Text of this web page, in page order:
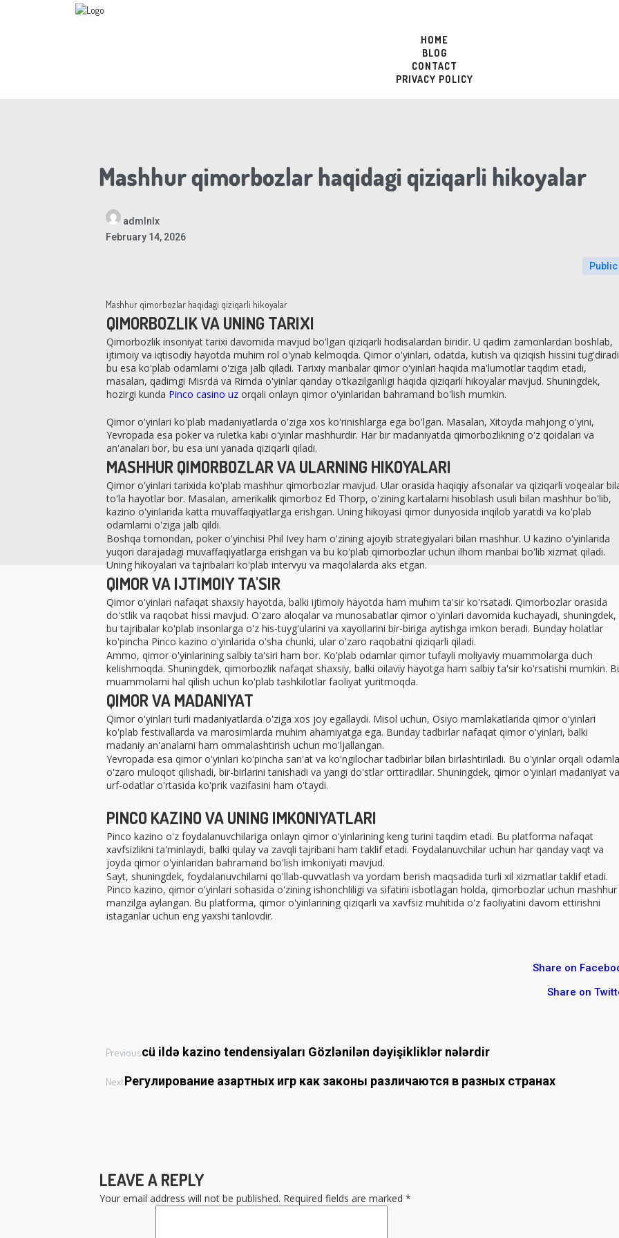
HOME
BLOG
CONTACT
PRIVACY POLICY
Mashhur qimorbozlar haqidagi qiziqarli hikoyalar
admlnlx
February 14, 2026
Public
Mashhur qimorbozlar haqidagi qiziqarli hikoyalar
QIMORBOZLIK VA UNING TARIXI
Qimorbozlik insoniyat tarixi davomida mavjud bo'lgan qiziqarli hodisalardan biridir. U qadim zamonlardan boshlab,
ijtimoiy va iqtisodiy hayotda muhim rol o'ynab kelmoqda. Qimor o'yinlari, odatda, kutish va qiziqish hissini
bu esa ko'plab odamlarni o'ziga jalb qiladi. Tarixiy manbalar qimor o'yinlari haqida ma'lumotlar taqdim etadi,
masalan, qadimgi Misrda va Rimda o'yinlar qanday o'tkazilganligi haqida qiziqarli hikoyalar mavjud. Shuningdek,
hozirgi kunda Pinco casino uzorqali onlayn qimor o'yinlaridan bahramand bo'lish mumkin.
Qimor o'yinlari ko'plab madaniyatlarda o'ziga xos ko'rinishlarga ega bo'lgan. Masalan, Xitoyda mahjong o'yini,
Yevropada esa poker va ruletka kabi o'yinlar mashhurdir. Har bir madaniyatda qimorbozlikning o'z qoidalari va
an'analari bor, bu esa uni yanada qiziqarli qiladi.
MASHHUR QIMORBOZLAR VA ULARNING HIKOYALARI
Qimor o'yinlari tarixida ko'plab mashhur qimorbozlar mavjud. Ular orasida haqiqiy afsonalar va qiziqarli voqealar
to'la hayotlar bor. Masalan, amerikalik qimorboz Ed Thorp, o'zining kartalarni hisoblash usuli bilan mashhur bo'lib,
kazino o'yinlarida katta muvaffaqiyatlarga erishgan. Uning hikoyasi qimor dunyosida inqilob yaratdi va ko'plab
odamlarni o'ziga jalb qildi.
Boshqa tomondan, poker o'yinchisi Phil Ivey ham o'zining ajoyib strategiyalari bilan mashhur. U kazino o'yinlarida
yuqori darajadagi muvaffaqiyatlarga erishgan va bu ko'plab qimorbozlar uchun ilhom manbai bo'lib xizmat qiladi.
Uning hikoyalari va tajribalari ko'plab intervyu va maqolalarda aks etgan.
QIMOR VA IJTIMOIY TA'SIR
Qimor o'yinlari nafaqat shaxsiy hayotda, balki ijtimoiy hayotda ham muhim ta'sir ko'rsatadi. Qimorbozlar orasida
do'stlik va raqobat hissi mavjud. O'zaro aloqalar va munosabatlar qimor o'yinlari davomida kuchayadi, shuningdek,
bu tajribalar ko'plab insonlarga o'z his-tuyg'ularini va xayollarini bir-biriga aytishga imkon beradi. Bunday holatlar
ko'pincha Pinco kazino o'yinlarida o'sha chunki, ular o'zaro raqobatni qiziqarli qiladi.
Ammo, qimor o'yinlarining salbiy ta'siri ham bor. Ko'plab odamlar qimor tufayli moliyaviy muammolarga duch
kelishmoqda. Shuningdek, qimorbozlik nafaqat shaxsiy, balki oilaviy hayotga ham salbiy ta'sir ko'rsatishi mumkin.
muammolarni hal qilish uchun ko'plab tashkilotlar faoliyat yuritmoqda.
QIMOR VA MADANIYAT
Qimor o'yinlari turli madaniyatlarda o'ziga xos joy egallaydi. Misol uchun, Osiyo mamlakatlarida qimor o'yinlari
ko'plab festivallarda va marosimlarda muhim ahamiyatga ega. Bunday tadbirlar nafaqat qimor o'yinlari, balki
madaniy an'analarni ham ommalashtirish uchun mo'ljallangan.
Yevropada esa qimor o'yinlari ko'pincha san'at va ko'ngilochar tadbirlar bilan birlashtiriladi. Bu o'yinlar orqali
o'zaro muloqot qilishadi, bir-birlarini tanishadi va yangi do'stlar orttiradilar. Shuningdek, qimor o'yinlari madaniyat va
urf-odatlar o'rtasida ko'prik vazifasini ham o'taydi.
PINCO KAZINO VA UNING IMKONIYATLARI
Pinco kazino o'z foydalanuvchilariga onlayn qimor o'yinlarining keng turini taqdim etadi. Bu platforma nafaqat
xavfsizlikni ta'minlaydi, balki qulay va zavqli tajribani ham taklif etadi. Foydalanuvchilar uchun har qanday vaqt va
joyda qimor o'yinlaridan bahramand bo'lish imkoniyati mavjud.
Sayt, shuningdek, foydalanuvchilarni qo'llab-quvvatlash va yordam berish maqsadida turli xil xizmatlar taklif etadi.
Pinco kazino, qimor o'yinlari sohasida o'zining ishonchliligi va sifatini isbotlagan holda, qimorbozlar uchun mashhur
manzilga aylangan. Bu platforma, qimor o'yinlarining qiziqarli va xavfsiz muhitida o'z faoliyatini davom ettirishni
istaganlar uchun eng yaxshi tanlovdir.
Share on
Share on
Previouscü ildə kazino tendensiyaları Gözlənilən dəyişikliklər nələrdir
NextРегулирование азартных игр как законы различаются в разных странах
LEAVE A REPLY
Your email address will not be published. Required fields are marked *